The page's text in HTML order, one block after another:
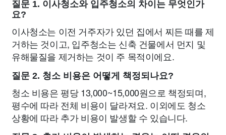
질문 1. 이사청소와 입주청소의 차이는 무엇인가
요?
이사청소는 이전 거주자가 있던 집에서 찌든 때를 제
거하는 것이고, 입주청소는 신축 건물에서 먼지 및
유해물질을 제거하는 것이 주 목적이에요.
질문 2. 청소 비용은 어떻게 책정되나요?
청소 비용은 평당 13,000~15,000원으로 책정되며,
평수에 따라 전체 비용이 달라져요. 이외에도 청소
상황에 따라 추가 비용이 발생할 수 있습니다.